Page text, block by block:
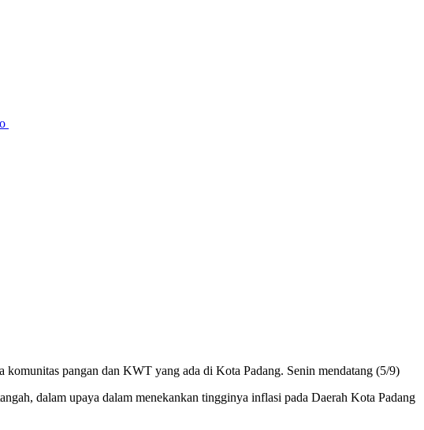
pangan dan KWT yang ada di Kota Padang. Senin mendatang (5/9)
dalam upaya dalam menekankan tingginya inflasi pada Daerah Kota Padang